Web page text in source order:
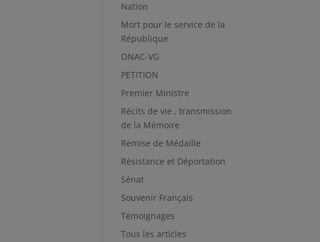
Nation
Mort pour le service de la
République
ONAC-VG
PETITION
Premier Ministre
Récits de vie , transmission
de la Mémoire
Remise de Médaille
Résistance et Déportation
Sénat
Souvenir Français
Témoignages
Tous les articles